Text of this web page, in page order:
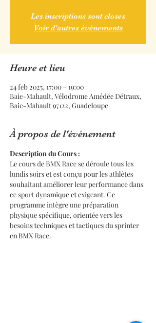
Les inscriptions sont closes
Voir d'autres événements
Heure et lieu
24 feb 2025, 17:00 – 19:00
Baie-Mahault, Vélodrome Amédée Détraux,
Baie-Mahault 97122, Guadeloupe
À propos de l'événement
Description du Cours :
Le cours de BMX Race se déroule tous les
lundis soirs et est conçu pour les athlètes
souhaitant améliorer leur performance dans
ce sport dynamique et exigeant. Ce
programme intègre une préparation
physique spécifique, orientée vers les
besoins techniques et tactiques du sprinter
en BMX Race.